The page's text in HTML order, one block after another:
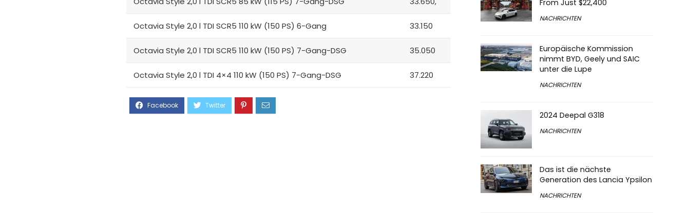
Octavia Style 2,0 l TDI SCR5 110 kW (150 PS) 6-Gang 33.150
Octavia Style 2,0 l TDI SCR5 110 kW (150 PS) 7-Gang-DSG 35.050
Octavia Style 2,0 l TDI 4×4 110 kW (150 PS) 7-Gang-DSG 37.220
From Just $22,400
NACHRICHTEN
Europäische Kommission
nimmt BYD, Geely und SAIC
unter die Lupe
NACHRICHTEN
2024 Deepal G318
NACHRICHTEN
Das ist die nächste
Generation des Lancia Ypsilon
NACHRICHTEN